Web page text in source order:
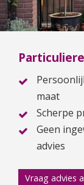
maat
Scherpe
Geen
advies
Vraag advies